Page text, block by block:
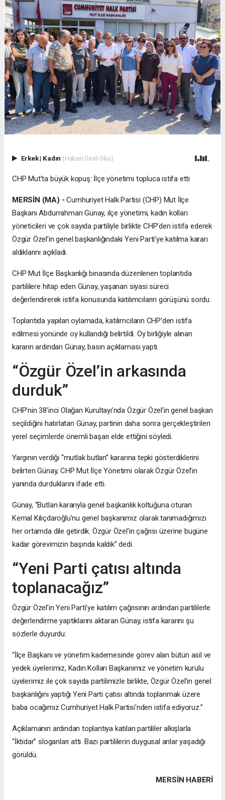
Erkek| Kadın (Haberi Sesli Oku)
CHP Mut’ta büyük kopuş: İlçe yönetimi topluca istifa etti
MERSİN (MA) - Cumhuriyet Halk Partisi (CHP) Mut İlçe
Başkanı Abdurrahman Günay, ilçe yönetimi, kadın kolları
yöneticileri ve çok sayıda partiliyle birlikte CHP’den istifa ederek
Özgür Özel’in genel başkanlığındaki Yeni Parti’ye katılma kararı
aldıklarını açıkladı.
CHP Mut İlçe Başkanlığı binasında düzenlenen toplantıda
partililere hitap eden Günay, yaşanan siyasi süreci
değerlendirerek istifa konusunda katılımcıların görüşünü sordu.
Toplantıda yapılan oylamada, katılımcıların CHP’den istifa
edilmesi yönünde oy kullandığı belirtildi. Oy birliğiyle alınan
kararın ardından Günay, basın açıklaması yaptı.
“Özgür Özel’in arkasında
durduk”
CHP’nin 38’inci Olağan Kurultayı’nda Özgür Özel’in genel başkan
seçildiğini hatırlatan Günay, partinin daha sonra gerçekleştirilen
yerel seçimlerde önemli başarı elde ettiğini söyledi.
Yargının verdiği “mutlak butlan” kararına tepki gösterdiklerini
belirten Günay, CHP Mut İlçe Yönetimi olarak Özgür Özel’in
yanında durduklarını ifade etti.
Günay, “Butlan kararıyla genel başkanlık koltuğuna oturan
Kemal Kılıçdaroğlu’nu genel başkanımız olarak tanımadığımızı
her ortamda dile getirdik. Özgür Özel’in çağrısı üzerine bugüne
kadar görevimizin başında kaldık” dedi.
“Yeni Parti çatısı altında
toplanacağız”
Özgür Özel’in Yeni Parti’ye katılım çağrısının ardından partililerle
değerlendirme yaptıklarını aktaran Günay, istifa kararını şu
sözlerle duyurdu:
“İlçe Başkanı ve yönetim kademesinde görev alan bütün asil ve
yedek üyelerimiz, Kadın Kolları Başkanımız ve yönetim kurulu
üyelerimiz ile çok sayıda partilimizle birlikte, Özgür Özel’in genel
başkanlığını yaptığı Yeni Parti çatısı altında toplanmak üzere
baba ocağımız Cumhuriyet Halk Partisi’nden istifa ediyoruz.”
Açıklamanın ardından toplantıya katılan partililer alkışlarla
“İktidar” sloganları attı. Bazı partililerin duygusal anlar yaşadığı
görüldü.
MERSIN HABERİ